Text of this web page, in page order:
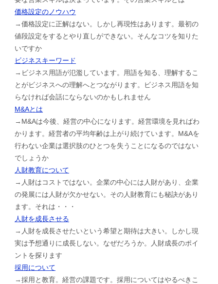
価格設定のノウハウ
→価格設定に正解はない。しかし再現性はあります。最初の
値段設定をするとやり直しができない。そんなコツを知りた
いですか
ビジネスキーワード
→ビジネス用語が氾濫しています。用語を知る、理解するこ
とがビジネスへの理解へとつながります。ビジネス用語を知
らなければ会話にならないのかもしれません
M&Aとは
→M&Aは今後、経営の中心になります。経営環境を見ればわ
かります。経営者の平均年齢は上がり続けています。M&Aを
行わない企業は選択肢のひとつを失うことになるのではない
でしょうか
人財教育について
→人財はコストではない。企業の中心には人財があり、企業
の発展には人財が欠かせない。その人財教育にも秘訣があり
ます。それは・・・
人財を成長させる
→人財を成長させたいという希望と期待は大きい。しかし現
実は予想通りに成長しない。なぜだろうか。人財成長のポイ
ントを探ります
採用について
→採用と教育。経営の課題です。採用についてはやるべきこ